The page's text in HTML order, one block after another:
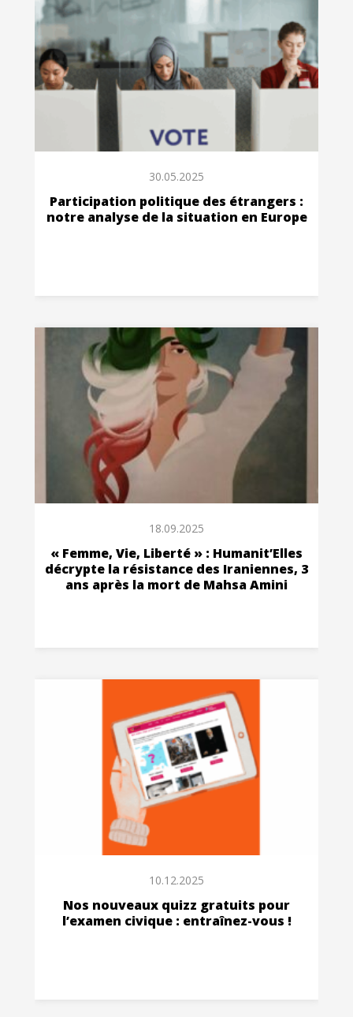
30.05.2025
Participation politique des étrangers :
notre analyse de la situation en Europe
18.09.2025
« Femme, Vie, Liberté » : Humanit’Elles
décrypte la résistance des Iraniennes, 3
ans après la mort de Mahsa Amini
10.12.2025
Nos nouveaux quizz gratuits pour
l’examen civique : entraînez-vous !